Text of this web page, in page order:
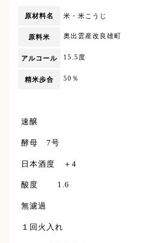
原材料名 米・米こうじ
原料米 奥出雲産改良雄町
アルコール 15.5度
精米歩合 50％
速醸
酵母 7号
日本酒度 ＋4
酸度 1.6
無濾過
１回火入れ